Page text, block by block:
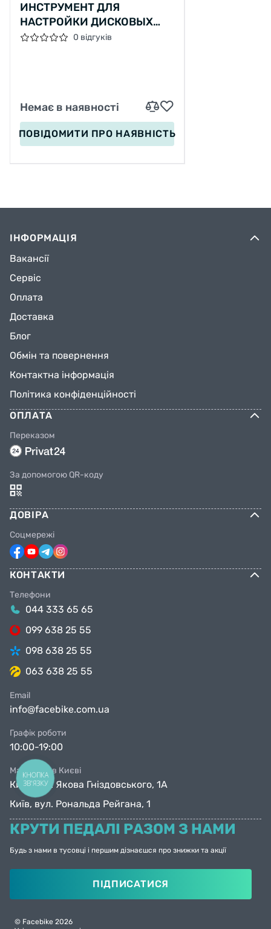
ИНСТРУМЕНТ ДЛЯ
НАСТРОЙКИ ДИСКОВЫХ
ТОРМОЗОВ BIRZMAN
0 відгуків
Немає в наявності
ПОВІДОМИТИ ПРО НАЯВНІСТЬ
ІНФОРМАЦІЯ
Вакансії
Сервіс
Оплата
Доставка
Блог
Обмін та повернення
Контактна інформація
Політика конфіденційності
ОПЛАТА
Переказом
За допомогою QR-коду
ДОВІРА
Соцмережі
КОНТАКТИ
Телефони
044 333 65 65
099 638 25 55
098 638 25 55
063 638 25 55
Email
info@facebike.com.ua
Графік роботи
10:00-19:00
Магазини в Києві
Київ, вул. Якова Гніздовського, 1А
Київ, вул. Рональда Рейгана, 1
КРУТИ ПЕДАЛІ РАЗОМ З НАМИ
Будь з нами в тусовці і першим дізнаєшся про знижки та акції
ПІДПИСАТИСЯ
© Facebike 2026
КНОПКА
ЗВ'ЯЗКУ